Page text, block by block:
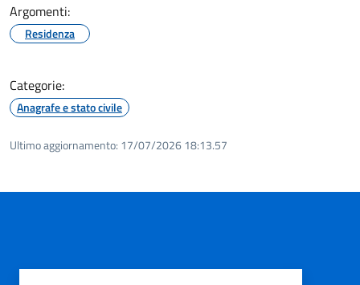
Argomenti:
Residenza
Categorie:
Anagrafe e stato civile
Ultimo aggiornamento: 17/07/2026 18:13.57